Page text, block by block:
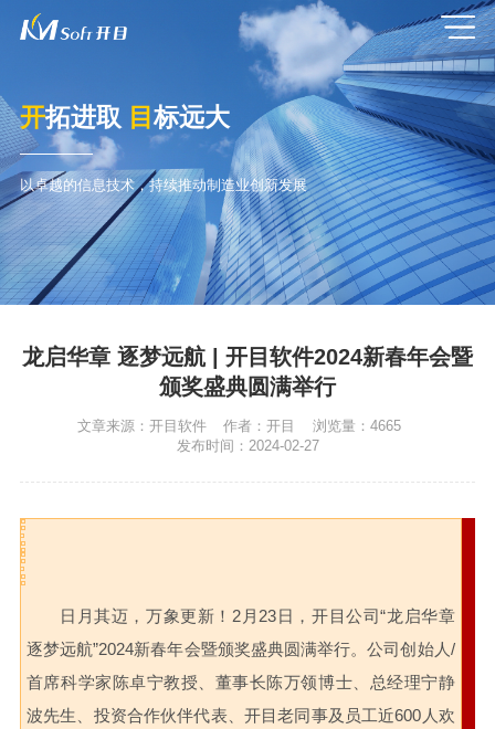
开拓进取 目 标远大
以卓越的信息技术，持续推动制造业创新发展
龙启华章 逐梦远航 | 开目软件2024新春年会暨
颁奖盛典圆满举行
文章来源： 开目软件 作者：开目 浏览量： 4665
发布时间： 2024-02-27
日月其迈，万象更新！2月23日，开目公司“龙启华章
逐梦远航”2024新春年会暨颁奖盛典圆满举行。公司创始人/
首席科学家陈卓宁教授、董事长陈万领博士、总经理宁静
波先生、投资合作伙伴代表、开目老同事及员工近600人欢